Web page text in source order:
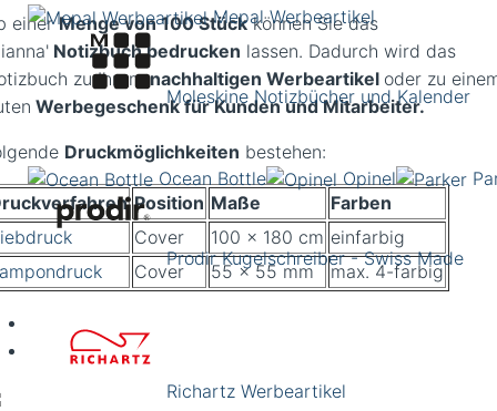
Mepal Werbeartikel
Moleskine Notizbücher und Kalender
Ocean Bottle Opinel
Prodir Kugelschreiber - Swiss Made
Richartz Werbeartikel
einerMengevon 100 Stückkönnen Sie das
Notizbuch bedrucken lassen. Dadurch wird das
zu Ihremnachhaltigen Werbeartikel oder zu
Werbegeschenk für Kunden und Mitarbeiter.
Druckmöglichkeiten bestehen:
Position Maße
Farben
Cover 100 x 180 cm einfarbig
Cover 55 x 55 mm max. 4-farbig